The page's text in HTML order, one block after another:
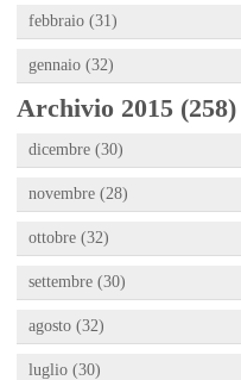
febbraio (31)
gennaio (32)
Archivio 2015 (258)
dicembre (30)
novembre (28)
ottobre (32)
settembre (30)
agosto (32)
luglio (30)